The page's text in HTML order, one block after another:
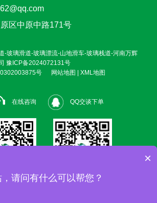
区中原中路171号
-玻璃滑道-玻璃漂流-山地滑车-玻璃栈道-河南万辉
豫ICP备2024072131号
号
网站地图 | XML地图
在线咨询 QQ交谈下单
×
请问有什么可以帮您？